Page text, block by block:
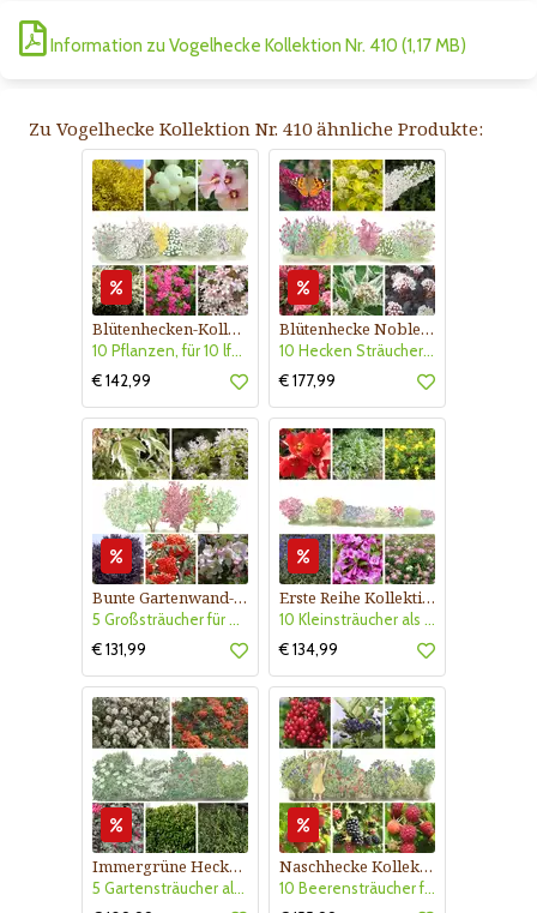
Information zu Vogelhecke Kollektion Nr. 410 (1,17 MB)
Zu Vogelhecke Kollektion Nr. 410 ähnliche Produkte:
Blütenhecken-Kollektion Nr. 401
10 Pflanzen, für 10 lfm Hecke, sonnig
€ 142,99
Blütenhecke Nobless-Kollektion Nr. 402
10 Hecken Sträucher - für 10 lfm Blütenhecke - Blühend März - Oktober
€ 177,99
Bunte Gartenwand-Kollektion Nr. 403
5 Großsträucher für buntlaubige Gartenwand, sonnig- halbschattig
€ 131,99
Erste Reihe Kollektion Nr. 407
10 Kleinsträucher als Vorpflanzung, sonning-halbschattig
€ 134,99
Immergrüne Hecke - Kollektion Nr. 415
5 Gartensträucher als Sichtschutz - sonnig und halbschattig
Naschhecke Kollektion Nr. 420
10 Beerensträucher für sonnigen Standort- niedrig wachsend